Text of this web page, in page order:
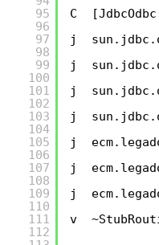
95
96
97
98
99
100
101
102
103
104
105
106
107
108
109
110
111
112
C
j
j
j
j
j
j
j
v